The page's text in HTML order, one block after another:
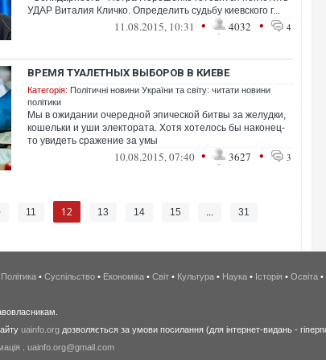
УДАР Виталия Кличко. Определить судьбу киевского г...
11.08.2015, 10:31 • 4032 • 4
ВРЕМЯ ТУАЛЕТНЫХ ВЫБОРОВ В КИЕВЕ
Категорія: Політичні новини України та світу: читати новини
політики
Мы в ожидании очередной эпической битвы за желудки,
кошельки и уши электората. Хотя хотелось бы наконец-
то увидеть сражение за умы
10.08.2015, 07:40 • 3627 • 3
11 12 13 14 15 ... 31
Політика • Суспільство • Економіка • Світ • Культура • Наука • Історія • Освіта •
uainfo.org дозволяється за умови посилання (для інтернет-видань -
uainfo.org@gmail.com